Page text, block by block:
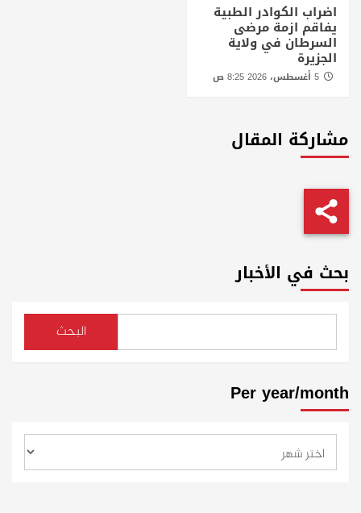
اضراب الكوادر الطبية
يفاقم ازمة مرضى
السرطان في ولاية
الجزيرة
مشاركة المقال
بحث في الأخبار
البحث
Per year/month